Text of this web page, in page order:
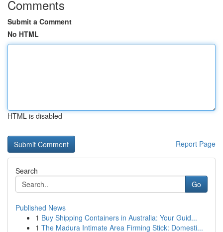
Comments
Submit a Comment
No HTML
HTML is disabled
Report Page
Search
Go
Published News
1 Buy Shipping Containers in Australia: Your Guid...
1 The Madura Intimate Area Firming Stick: Domesti...